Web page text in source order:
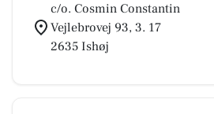
c/o. Cosmin Constantin
Vejlebrovej 93, 3. 17
2635 Ishøj